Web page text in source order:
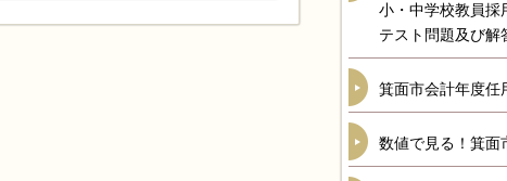
小・中学校教員採
テスト問題及び解
箕面市会計年度任
数値で見る！箕面